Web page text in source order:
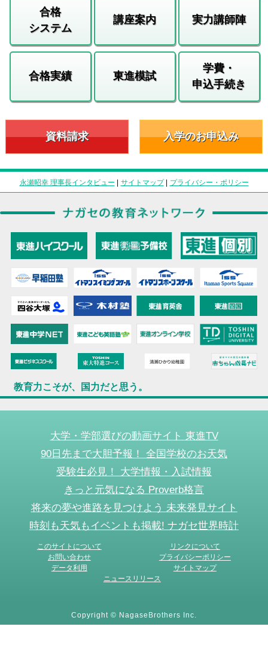
合格
システム
講座案内 実力講師陣
合格実績 東進模試
学費・
申込手続き
資料請求 入学のお申込み
永瀬昭幸 理事長インタビュー | サイトマップ| プライバシー・ポリシー
教育力こそが、国力だと思う。
大学・学部選びの動画サイト 東進TV
90日先まで大胆予報！ 全国学校のお天気
受験生必見！ 大学情報・入試情報
きっと元気になる Proverb格言
将来の夢や進路を見つけよう 未来発見サイト
時刻も天気もイベントも掲載! ナガセ世界時計
このサイトについて
リンクについて
お問い合わせ
プライバシーポリシー
データ利用
サイトマップ
ニュースリリース
Copyright © NagaseBrothers Inc.